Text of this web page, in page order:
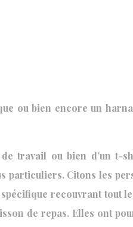
ou bien encore un
travail ou bien d’un t-
particuliers. Citons les
recouvrant tout
de repas. Elles ont